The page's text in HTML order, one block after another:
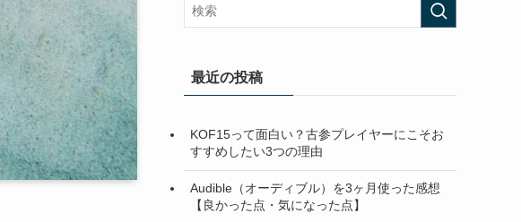
最近の投稿
KOF15って面白い？古参プレイヤーにこそお
すすめしたい3つの理由
Audible（オーディブル）を3ヶ月使った感想
【良かった点・気になった点】